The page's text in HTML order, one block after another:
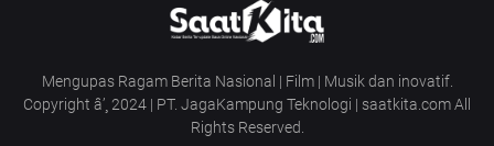
Mengupas Ragam Berita Nasional | Film | Musik dan inovatif.
Copyright â’¸ 2024 | PT. JagaKampung Teknologi | saatkita.com All
Rights Reserved.